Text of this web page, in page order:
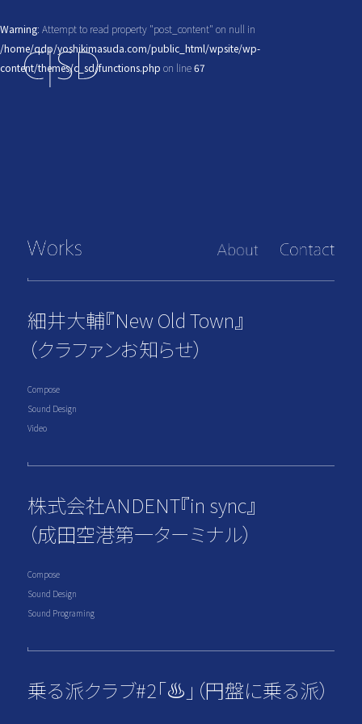
Warning: Attempt to read property "post_content" on null in
/home/qdp/yoshikimasuda.com/public_html/wpsite/wp-
content/themes/c_sd/functions.php on line67
細井大輔『New Old Town』
（クラファンお知らせ）
Compose
Sound Design
Video
株式会社ANDENT『in sync』
（成田空港第一ターミナル）
Compose
Sound Design
Sound Programing
乗る派クラブ#2「♨︎」（円盤に乗る派）